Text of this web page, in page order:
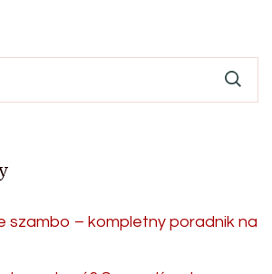
szambo – kompletny poradnik na